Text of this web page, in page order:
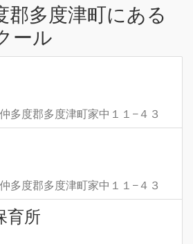
郡多度津町にある
ール
多度郡多度津町家中１１−４３
多度郡多度津町家中１１−４３
育所